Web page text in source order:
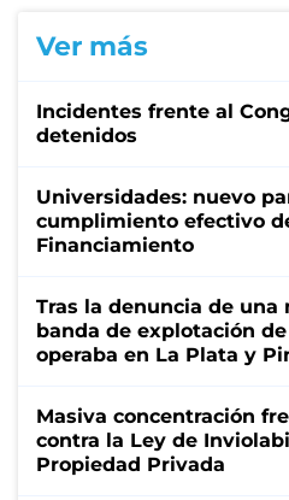
Ver más
Incidentes frente al
detenidos
Universidades: nuevo
cumplimiento efectivo
Financiamiento
Tras la denuncia de una
banda de explotación
operaba en La Plata y
Masiva concentración
contra la Ley de
Propiedad Privada